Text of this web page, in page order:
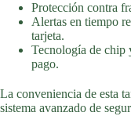
Protección contra
Alertas en tiempo
tarjeta.
Tecnología de chip
pago.
La conveniencia de esta
sistema avanzado de